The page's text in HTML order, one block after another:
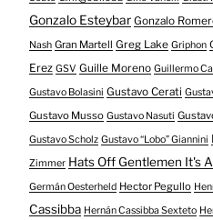
Gonzalo Esteybar Gonzalo
Nash Gran Martell Greg Lake Griphon
Erez GSV Guille Moreno Guillermo
Gustavo Bolasini Gustavo Cerati
Gustavo Musso Gustavo Nasuti
Gustavo Scholz Gustavo “Lobo” Giannini
Zimmer Hats Off Gentlemen It's
Germán Oesterheld Hector Pegullo
Cassibba Hernán Cassibba Sexteto